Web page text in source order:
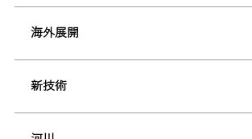
海外展開
新技術